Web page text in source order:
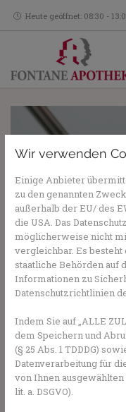
Heute geöffnet: 08:30 -
Zurück zur Übersicht
Covid Impfung
Wir haben noch freie
Impfung nach
online Termin
oder telefonisch
Wir verwenden
Einige Anbieter
zu den genannten
außerhalb der EU/ des
die USA. Das
möglicherweise nicht
vergleichbar. Es
staatliche Behörden auf
Informationen zu
Datenschutzrichtlinien
Indem Sie auf „ALLE
dem Speichern und
(§ 25 Abs. 1 TDDDG)
Datenverarbeitung für
von Ihnen
lit. a. DSGVO).